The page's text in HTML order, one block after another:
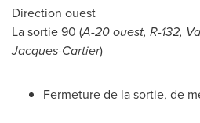
Direction ouest
La sortie 90 (A-20 ouest, R-132,
Jacques-Cartier)
Fermeture de la sortie, de